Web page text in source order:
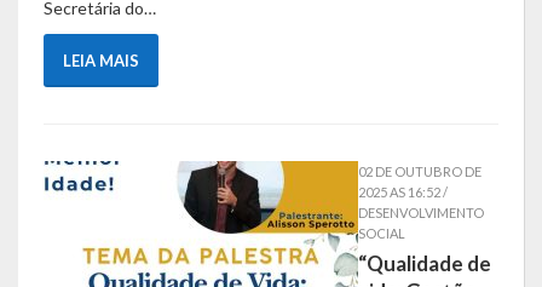
Desenvolvimento Social
Educação, Cultura, Turismo, Desporto e Lazer
Saúde
Histórias
Secretária do…
LEIA MAIS
02 DE OUTUBRO DE
2025 AS 16:52 /
DESENVOLVIMENTO
SOCIAL
“Qualidade de